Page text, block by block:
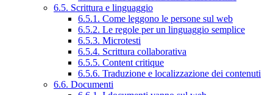
6.5. Scrittura e linguaggio
6.5.1. Come leggono le persone sul web
6.5.2. Le regole per un linguaggio semplice
6.5.3. Microtesti
6.5.4. Scrittura collaborativa
6.5.5. Content critique
6.5.6. Traduzione e localizzazione dei contenuti
6.6. Documenti